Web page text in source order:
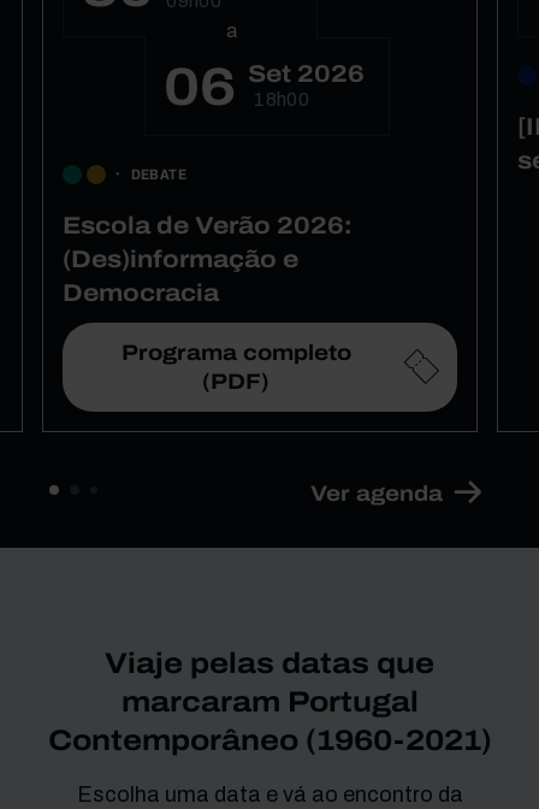
a
06 Set 2026
18h00
DEBATE
Escola de Verão 2026:
(Des)informação e
Democracia
Programa completo
(PDF)
Ver agenda
Viaje pelas datas que
marcaram Portugal
Contemporâneo (1960-2021)
Escolha uma data e vá ao encontro da